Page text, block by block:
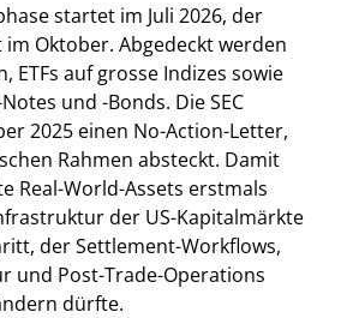
startet im Juli 2026, der
Oktober. Abgedeckt werden
ETFs auf grosse Indizes sowie
und -Bonds. Die SEC
2025 einen No-Action-Letter,
Rahmen absteckt. Damit
Real-World-Assets erstmals
der US-Kapitalmärkte
der Settlement-Workflows,
und Post-Trade-Operations
dürfte.